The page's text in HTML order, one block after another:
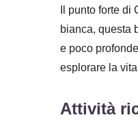
Il punto forte
bianca, questa
e poco
esplorare la
Attività